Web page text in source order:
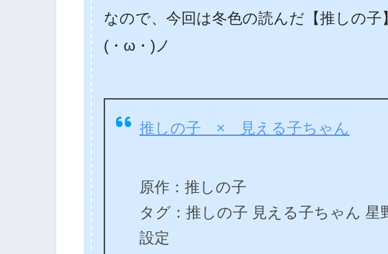
なので、今回は冬色の読んだ【推しの子
(・ω・)ノ
推しの子 × 見える子ちゃん
原作：推しの子
タグ：推しの子 見える子ちゃん 星
設定